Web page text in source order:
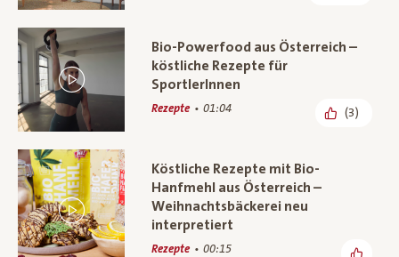
Bio-Powerfood aus Österreich –
köstliche Rezepte für
SportlerInnen
Rezepte 01:04 (3)
Köstliche Rezepte mit Bio-
Hanfmehl aus Österreich –
Weihnachtsbäckerei neu
interpretiert
Rezepte 00:15